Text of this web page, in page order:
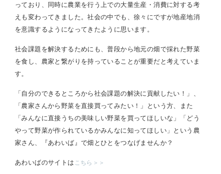
っており、同時に農業を行う上での大量生産・消費に対する考
えも変わってきました。社会の中でも、徐々にですが地産地消
を意識するようになってきたように思います。
社会課題を解決するためにも、普段から地元の畑で採れた野菜
を食し、農家と繋がりを持っていることが重要だと考えていま
す。
「自分のできるところから社会課題の解決に貢献したい！」、
「農家さんから野菜を直接買ってみたい！」という方、また
「みんなに直接うちの美味しい野菜を買ってほしいな」「どう
やって野菜が作られているかみんなに知ってほしい」という農
家さん、『あわいば』で畑とひとをつなげませんか？
あわいばのサイトは こちら＞＞